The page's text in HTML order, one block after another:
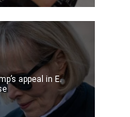
appeal in E.